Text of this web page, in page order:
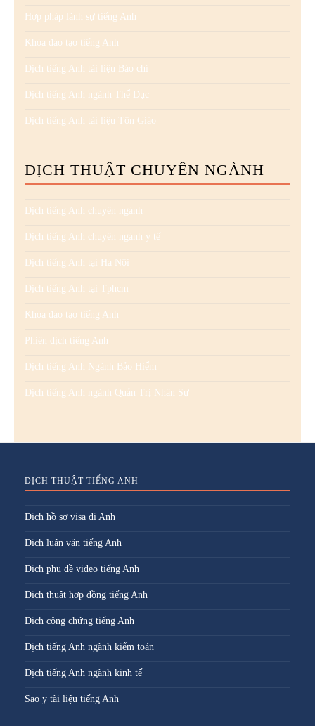
Hợp pháp lãnh sự tiếng Anh
Khóa đào tạo tiếng Anh
Dịch tiếng Anh tài liệu Báo chí
Dịch tiếng Anh ngành Thể Dục
Dịch tiếng Anh tài liệu Tôn Giáo
DỊCH THUẬT CHUYÊN NGÀNH
Dịch tiếng Anh chuyên ngành
Dịch tiếng Anh chuyên ngành y tế
Dịch tiếng Anh tại Hà Nội
Dịch tiếng Anh tại Tphcm
Khóa đào tạo tiếng Anh
Phiên dịch tiếng Anh
Dịch tiếng Anh Ngành Bảo Hiểm
Dịch tiếng Anh ngành Quản Trị Nhân Sự
DỊCH THUẬT TIẾNG ANH
Dịch hồ sơ visa đi Anh
Dịch luận văn tiếng Anh
Dịch phụ đề video tiếng Anh
Dịch thuật hợp đồng tiếng Anh
Dịch công chứng tiếng Anh
Dịch tiếng Anh ngành kiểm toán
Dịch tiếng Anh ngành kinh tế
Sao y tài liệu tiếng Anh